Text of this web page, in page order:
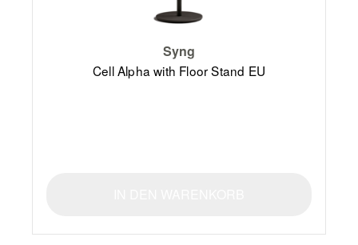
Syng
Cell Alpha with Floor Stand EU